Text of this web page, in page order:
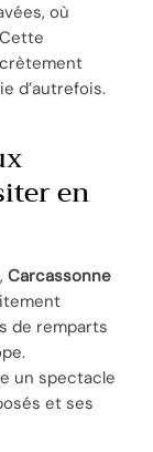
où
d’autrefois.
en
Carcassonne
de remparts
un spectacle
et ses